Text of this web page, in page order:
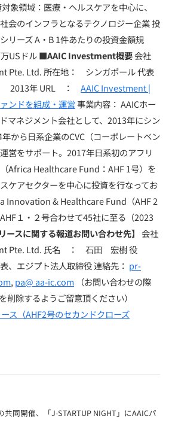
象領域：医療・ヘルスケアを中心に、
会のインフラとなるテクノロジー企業 投
リーズ A・B 1件あたりの投資金額規
USドル■AAIC Investment概要会社
Pte. Ltd. 所在地： シンガポール 代表
2013年 URL ： AAIC Investment |
ンドを組成・運営事業内容： AAICホー
マネジメント会社として、2013年にシン
から日系企業のCVC（コーポレートベン
営をサポート。2017年日系初のアフリ
Africa Healthcare Fund：AHF 1号）を
ケアセクターを中心に投資を行なってお
Innovation & Healthcare Fund（AHF 2
１・２号合わせて45社に至る（2023
ースに関する報道お問い合わせ先】 会社
Pte. Ltd. 氏名 ： 石田 宏樹 役
エジプト法人取締役 連絡先： pr-
, pa@ aa-ic.com （お問い合わせの際
削除するようご留意頂ください）
ス（AHF2号のセカンドクローズ
同開催、「J-STARTUP NIGHT」にAAICパ